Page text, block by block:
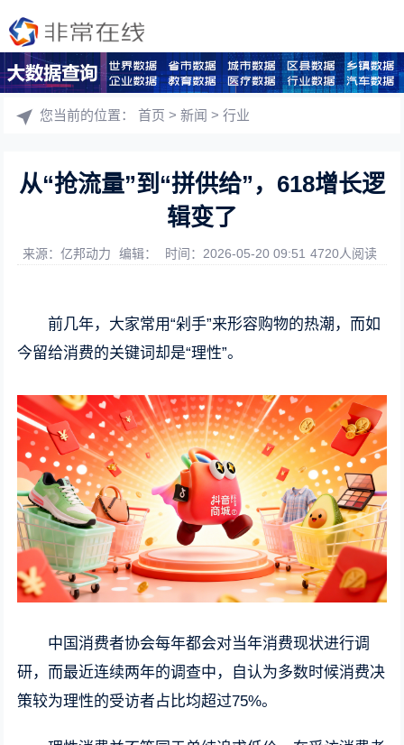
您当前的位置：首页 >新闻 >行业
从“抢流量”到“拼供给”，618增长逻
辑变了
来源：亿邦动力 编辑： 时间：2026-05-20 09:51 4720人阅读
前几年，大家常用“剁手”来形容购物的热潮，而如
今留给消费的关键词却是“理性”。
中国消费者协会每年都会对当年消费现状进行调
研，而最近连续两年的调查中，自认为多数时候消费决
策较为理性的受访者占比均超过75%。